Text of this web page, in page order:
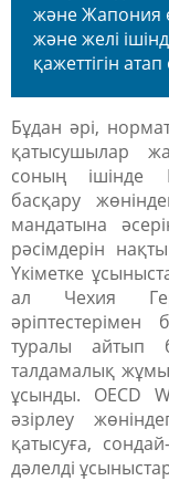
және Жапония
және желі
қажеттігін атап
Бұдан әрі,
қатысушылар
соның ішінде
басқару
мандатына
рәсімдерін
Үкіметке
ал Чехия
әріптестерімен
туралы айтып
талдамалық
ұсынды. OECD
әзірлеу
қатысуға,
дәлелді